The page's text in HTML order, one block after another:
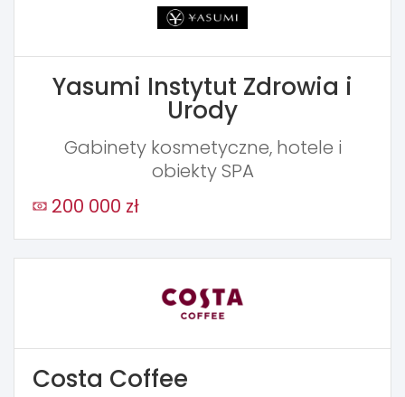
Yasumi Instytut Zdrowia i
Urody
Gabinety kosmetyczne, hotele i
obiekty SPA
200 000 zł
Costa Coffee